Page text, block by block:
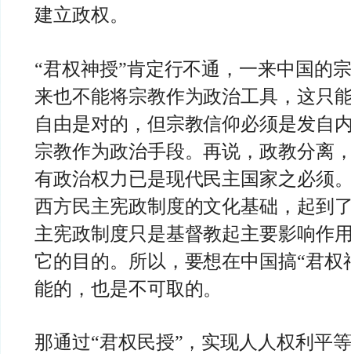
建立政权。
“君权神授”肯定行不通，一来中国的
来也不能将宗教作为政治工具，这只
自由是对的，但宗教信仰必须是发自
宗教作为政治手段。再说，政教分离
有政治权力已是现代民主国家之必须
西方民主宪政制度的文化基础，起到
主宪政制度只是基督教起主要影响作
它的目的。所以，要想在中国搞“君权
能的，也是不可取的。
那通过“君权民授”，实现人人权利平